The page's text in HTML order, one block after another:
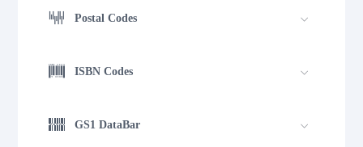
Postal Codes
ISBN Codes
GS1 DataBar